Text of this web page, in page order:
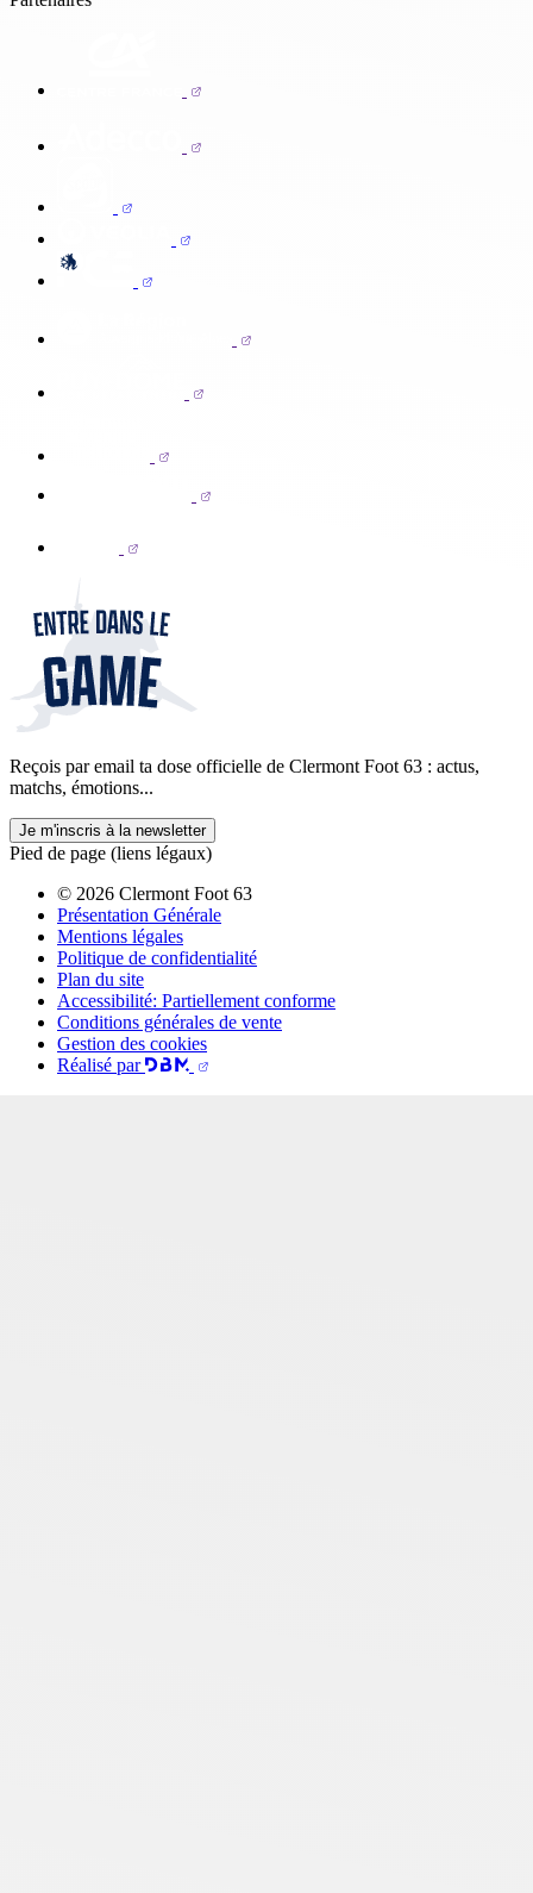
Reçois par email ta dose officielle de Clermont Foot 63 : actus,
matchs, émotions...
Je m'inscris à la newsletter
Pied de page (liens légaux)
© 2026 Clermont Foot 63
Présentation Générale
Mentions légales
Politique de confidentialité
Plan du site
Accessibilité: Partiellement conforme
Conditions générales de vente
Gestion des cookies
Réalisé par